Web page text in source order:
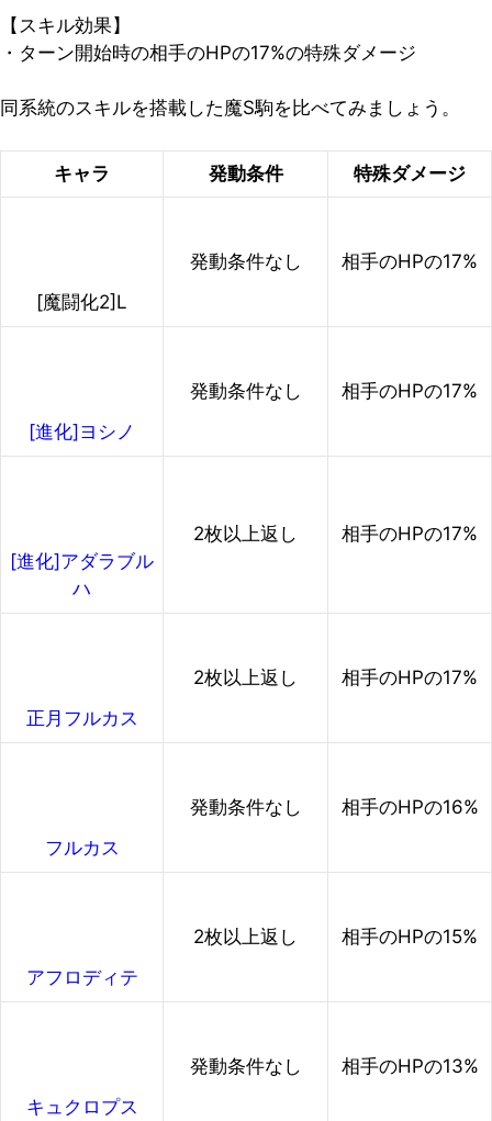
【スキル効果】
・ターン開始時の相手のHPの17%の特殊ダメージ
同系統のスキルを搭載した魔S駒を比べてみましょう。
キャラ 発動条件 特殊ダメージ
[魔闘化2]L
発動条件なし 相手のHPの17%
[進化]ヨシノ
発動条件なし 相手のHPの17%
[進化]アダラブル
ハ
2枚以上返し 相手のHPの17%
正月フルカス
2枚以上返し 相手のHPの17%
フルカス
発動条件なし 相手のHPの16%
アフロディテ
2枚以上返し 相手のHPの15%
キュクロプス
発動条件なし 相手のHPの13%